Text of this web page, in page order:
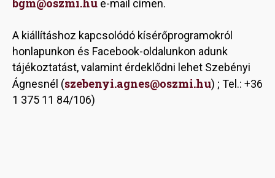
bgm@oszmi.hu e-mail címen.
A kiállításhoz kapcsolódó kísérőprogramokról
honlapunkon és Facebook-oldalunkon adunk
tájékoztatást, valamint érdeklődni lehet Szebényi
Ágnesnél (szebenyi.agnes@oszmi.hu) ; Tel.: +36
1 375 11 84/106)